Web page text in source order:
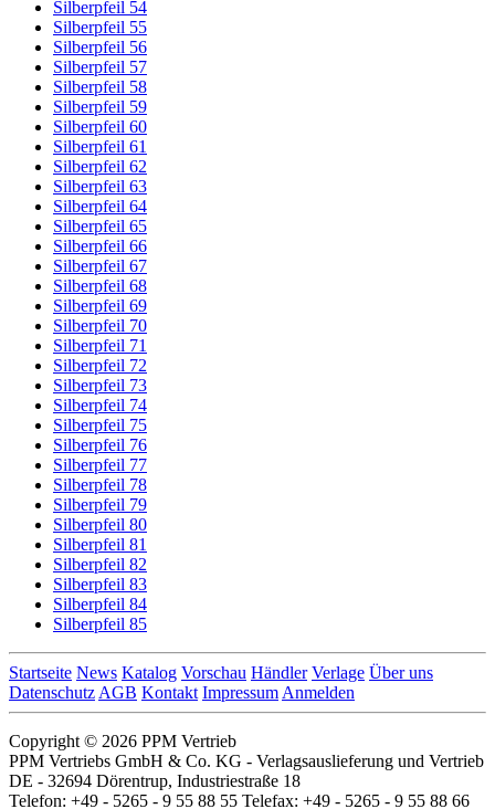
Silberpfeil 54
Silberpfeil 55
Silberpfeil 56
Silberpfeil 57
Silberpfeil 58
Silberpfeil 59
Silberpfeil 60
Silberpfeil 61
Silberpfeil 62
Silberpfeil 63
Silberpfeil 64
Silberpfeil 65
Silberpfeil 66
Silberpfeil 67
Silberpfeil 68
Silberpfeil 69
Silberpfeil 70
Silberpfeil 71
Silberpfeil 72
Silberpfeil 73
Silberpfeil 74
Silberpfeil 75
Silberpfeil 76
Silberpfeil 77
Silberpfeil 78
Silberpfeil 79
Silberpfeil 80
Silberpfeil 81
Silberpfeil 82
Silberpfeil 83
Silberpfeil 84
Silberpfeil 85
Startseite News Katalog Vorschau Händler Verlage Über uns
Datenschutz AGB Kontakt Impressum Anmelden
Copyright © 2026 PPM Vertrieb
PPM Vertriebs GmbH & Co. KG - Verlagsauslieferung und Vertrieb
DE - 32694 Dörentrup, Industriestraße 18
Telefon: +49 - 5265 - 9 55 88 55 Telefax: +49 - 5265 - 9 55 88 66